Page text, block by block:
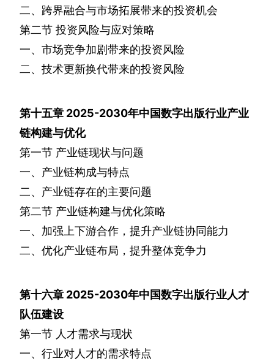
二、跨界融合与市场拓展带来的投资机会
第二节 投资风险与应对策略
一、市场竞争加剧带来的投资风险
二、技术更新换代带来的投资风险
第十五章 2025-2030年中国数字出版行业产业
链构建与优化
第一节 产业链现状与问题
一、产业链构成与特点
二、产业链存在的主要问题
第二节 产业链构建与优化策略
一、加强上下游合作，提升产业链协同能力
二、优化产业链布局，提升整体竞争力
第十六章 2025-2030年中国数字出版行业人才
队伍建设
第一节 人才需求与现状
一、行业对人才的需求特点